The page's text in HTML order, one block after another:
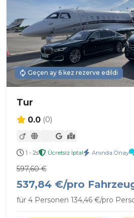
Geçen ay 6 kez rezerve edildi
Tur
0.0 (0)
1 - 2s Ücretsiz İptal Anında Onay
597,60 €
537,84 €/pro
für 4 Personen 134,46 €/pro